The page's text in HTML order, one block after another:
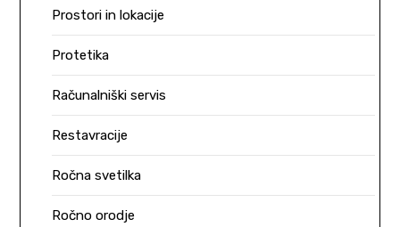
Prostori in lokacije
Protetika
Računalniški servis
Restavracije
Ročna svetilka
Ročno orodje